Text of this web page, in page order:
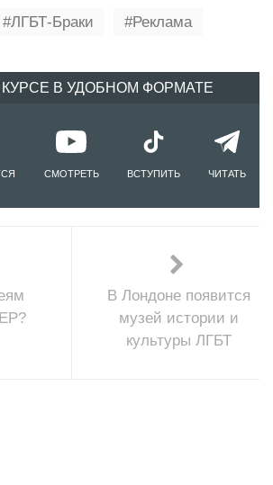
ЛГБТ-Браки Реклама
КУРСЕ В УДОБНОМ ФОРМАТЕ
СМОТРЕТЬ ВСТУПИТЬ ЧИТАТЬ
В Лондоне появится
музей истории и
культуры ЛГБТ